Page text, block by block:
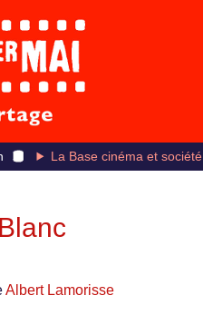
La Base cinéma et société
Albert Lamorisse